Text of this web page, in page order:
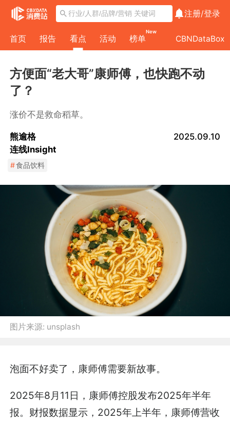
注册/登录
首页 报告 看点 活动 榜单
New
CBNDataBox
方便面“老大哥”康师傅，也快跑不动
了？
涨价不是救命稻草。
熊逾格
连线Insight
2025.09.10
#食品饮料
图片来源: unsplash
泡面不好卖了，康师傅需要新故事。
2025年8月11日，康师傅控股发布2025年半年
报。财报数据显示，2025年上半年，康师傅营收